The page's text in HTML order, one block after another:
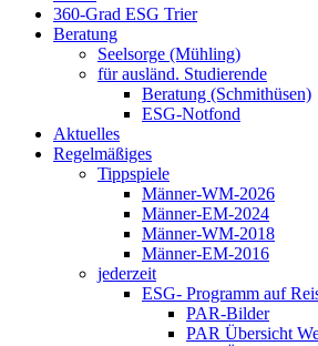
360-Grad ESG Trier
Beratung
Seelsorge (Mühling)
für ausländ. Studierende
Beratung (Schmithüsen)
ESG-Notfond
Aktuelles
Regelmäßiges
Tippspiele
Männer-WM-2026
Männer-EM-2024
Männer-WM-2018
Männer-EM-2016
jederzeit
ESG- Programm auf
PAR-Bilder
PAR Übersicht